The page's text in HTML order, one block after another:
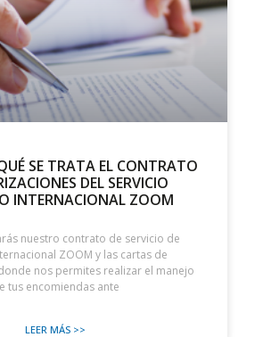
SE TRATA EL CONTRATO
DEL SERVICIO
INTERNACIONAL ZOOM
nuestro contrato de servicio de
ZOOM y las cartas de
nos permites realizar el manejo
tus encomiendas ante
LEER MÁS >>